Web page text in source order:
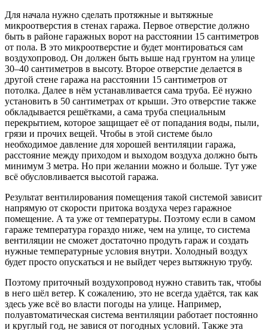
Для начала нужно сделать протяжные и вытяжные
микроотверстия в стенах гаража. Первое отверстие должно
быть в районе гаражных ворот на расстоянии 15 сантиметров
от пола. В это микроотверстие и будет монтироваться сам
воздухопровод. Он должен быть выше над грунтом на улице
30–40 сантиметров в высоту. Второе отверстие делается в
другой стене гаража на расстоянии 15 сантиметров от
потолка. Далее в нём устанавливается сама труба. Её нужно
установить в 50 сантиметрах от крыши. Это отверстие также
обкладывается решётками, а сама труба специальным
перекрытием, которое защищает её от попадания воды, пыли,
грязи и прочих вещей. Чтобы в этой системе было
необходимое давление для хорошей вентиляции гаража,
расстояние между приходом и выходом воздуха должно быть
минимум 3 метра. Но при желании можно и больше. Тут уже
всё обусловливается высотой гаража.
Результат вентилирования помещения такой системой зависит
напрямую от скорости притока воздуха через гаражное
помещение. А та уже от температуры. Поэтому если в самом
гараже температура гораздо ниже, чем на улице, то система
вентиляции не сможет достаточно продуть гараж и создать
нужные температурные условия внутри. Холодный воздух
будет просто опускаться и не выйдет через вытяжную трубу.
Поэтому приточный воздухопровод нужно ставить так, чтобы
в него шёл ветер. К сожалению, это не всегда удаётся, так как
здесь уже всё во власти погоды на улице. Например,
полуавтоматическая система вентиляции работает постоянно
и круглый год, не завися от погодных условий. Также эта